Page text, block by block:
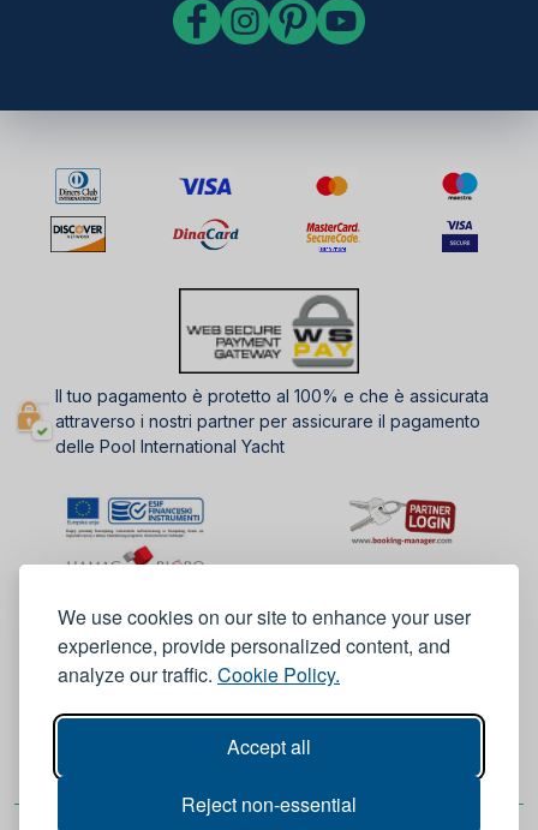
We use cookies on our site to enhance your user
experience, provide personalized content, and
analyze our traffic. Cookie Policy.
Accept all
Reject non-essential
Il tuo pagamento è protetto al 100% e che è assicurata
attraverso i nostri partner per assicurare il pagamento
delle Pool International Yacht